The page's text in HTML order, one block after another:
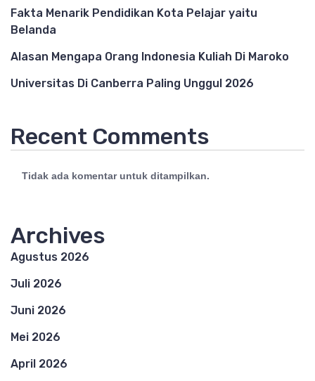
Fakta Menarik Pendidikan Kota Pelajar yaitu
Belanda
Alasan Mengapa Orang Indonesia Kuliah Di Maroko
Universitas Di Canberra Paling Unggul 2026
Recent Comments
Tidak ada komentar untuk ditampilkan.
Archives
Agustus 2026
Juli 2026
Juni 2026
Mei 2026
April 2026